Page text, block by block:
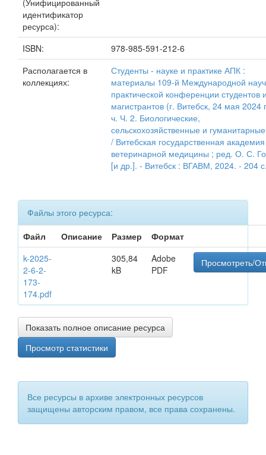
(Унифицированный
идентификатор
ресурса):
ISBN:
978-985-591-212-6
Располагается в
коллекциях:
Студенты - науке и практике АПК :
материалы 109-й Международной
практической конференции студентов
магистрантов (г. Витебск, 24 мая 2024
ч. Ч. 2. Биологические,
сельскохозяйственные и
/ Витебская государственная академия
ветеринарной медицины ; ред. О. С.
[и др.]. - Витебск : ВГАВМ, 2024. - 204
Файлы этого ресурса:
Файл
Описание Размер
Формат
k-2025-
2-6-2-
173-
174.pdf
305,84
kB
Adobe
PDF
Просмотреть/
Показать полное описание ресурса
Просмотр статистики
Все ресурсы в архиве электронных ресурсов
защищены авторским правом, все права сохранены.